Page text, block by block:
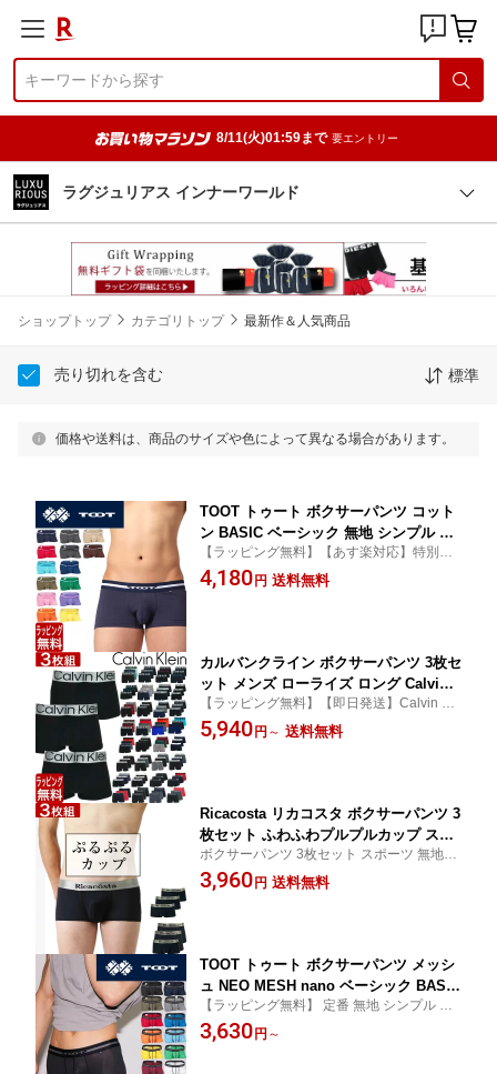
8/11(火)01:59まで 要エントリー
ラグジュリアス インナーワールド
ショップトップ カテゴリトップ 最新作＆人気商品
売り切れを含む 標準
価格や送料は、商品のサイズや色によって異なる場合があります。
TOOT トゥート ボクサーパンツ コット
ン BASIC ベーシック 無地 シンプル 定
番 カラフル メンズ ブランド 下着 パン
ツ インナー ローライズ ボクサーパンツ
【ラッピング無料】【あす楽対応】特別な
カップで他にない履き心地 セクシーなTOO
T トゥート
4,180 円 送料無料
カルバンクライン ボクサーパンツ 3枚セ
ット メンズ ローライズ ロング Calvin
Klein 無地 定番 ck ブランド 下着 パン
ツ インナー プレゼント ギフト ラッピ
【ラッピング無料】【即日発送】Calvin Kle
in カルバンクライン ボクサーパンツ メンズ
5,940 円 ～ 送料無料
Ricacosta リカコスタ ボクサーパンツ 3
枚セット ふわふわプルプルカップ スポ
ーツ 無地 シンプル メンズ ブランド 福
袋 下着 パンツ インナー ローライズ ギ
ボクサーパンツ 3枚セット スポーツ 無地 シ
ンプル メンズ ブランド 福袋 下着 パンツ イ
ンナー ローライズ ギフト プレゼント 男性
3,960 円 送料無料
TOOT トゥート ボクサーパンツ メッシ
ュ NEO MESH nano ベーシック BASIC
メンズ ブランド 下着 パンツ インナー
ローライズ ボクサーパンツ プレゼント
【ラッピング無料】 定番 無地 シンプル カ
ラーが多い カラフル ボクサーパンツ TOOT
トゥート ナノボクサー
3,630 円 ～